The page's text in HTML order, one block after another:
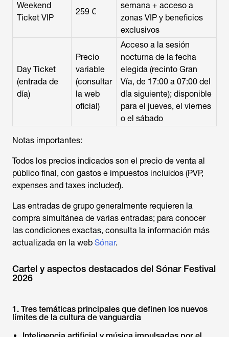
Weekend
Ticket VIP
259 €
semana + acceso a
zonas VIP y beneficios
exclusivos
Day Ticket
(entrada de
día)
Precio
variable
(consultar
la web
oficial)
Acceso a la sesión
nocturna de la fecha
elegida (recinto Gran
Vía, de 17:00 a 07:00 del
día siguiente); disponible
para el jueves, el viernes
o el sábado
Notas importantes:
Todos los precios indicados son el precio de venta al
público final, con gastos e impuestos incluidos (PVP,
expenses and taxes included).
Las entradas de grupo generalmente requieren la
compra simultánea de varias entradas; para conocer
las condiciones exactas, consulta la información más
actualizada en la web Sónar.
Cartel y aspectos destacados del Sónar Festival
2026
1. Tres temáticas principales que definen los nuevos
límites de la cultura de vanguardia